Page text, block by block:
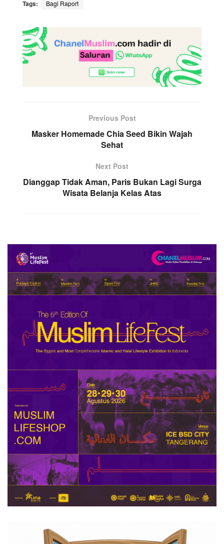
Tags: Bagi Raport
Previous Post
Masker Homemade Chia Seed Bikin Wajah
Sehat
Next Post
Dianggap Tidak Aman, Paris Bukan Lagi Surga
Wisata Belanja Kelas Atas